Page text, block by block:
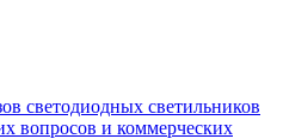
светодиодных светильников
вопросов и коммерческих